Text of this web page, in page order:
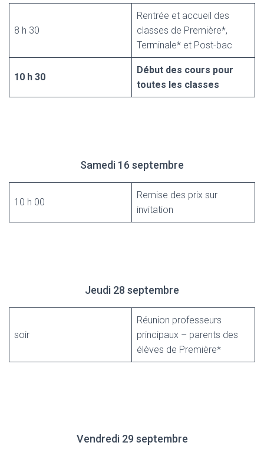
8 h 30
Rentrée et accueil des
classes de Première*,
Terminale* et Post-bac
10 h 30
Début des cours pour
toutes les classes
Samedi 16 septembre
10 h 00
Remise des prix sur
invitation
Jeudi 28 septembre
soir
Réunion professeurs
principaux – parents des
élèves de Première*
Vendredi 29 septembre